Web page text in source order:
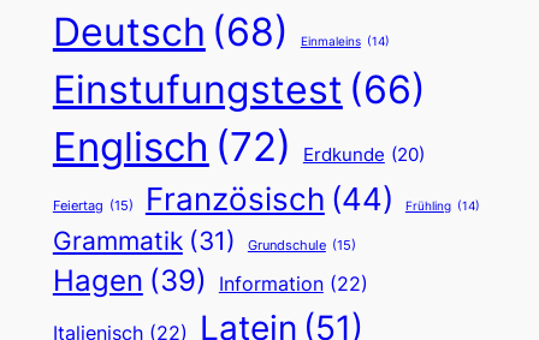
Deutsch (68) Einmaleins (14)
Einstufungstest (66)
Englisch (72) Erdkunde (20)
Feiertag (15) Französisch (44) Frühling (14)
Grammatik (31) Grundschule (15)
Hagen (39) Information (22)
Italienisch (22) Latein (51)